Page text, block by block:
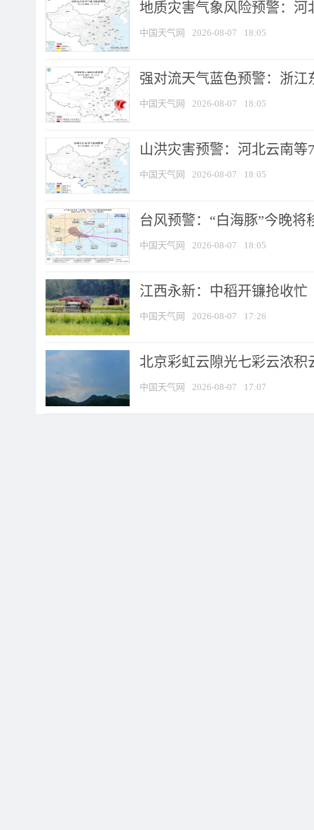
地质灾害气象风险预警：河
中国天气网 2026-08-07 18:05
强对流天气蓝色预警：浙江
中国天气网 2026-08-07 18:05
山洪灾害预警：河北云南
中国天气网 2026-08-07 18:05
台风预警：“白海豚”今晚将
中国天气网 2026-08-07 18:05
江西永新：中稻开镰抢收忙
中国天气网 2026-08-07 17:26
北京彩虹云隙光七彩云浓积
中国天气网 2026-08-07 17:07